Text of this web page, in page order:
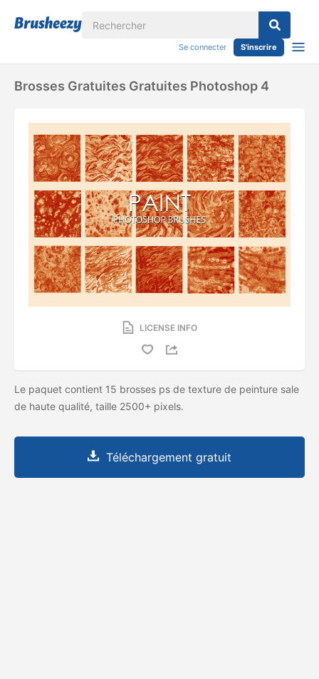
Se connecter S'inscrire
Brosses Gratuites Gratuites Photoshop 4
LICENSE INFO
Le paquet contient 15 brosses ps de texture de peinture sale
de haute qualité, taille 2500+ pixels.
Téléchargement gratuit